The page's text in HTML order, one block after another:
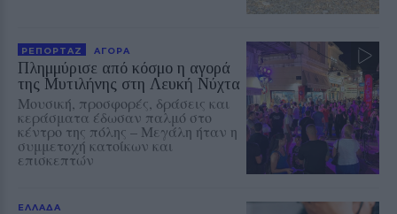
ΡΕΠΟΡΤΑΖ ΑΓΟΡΑ
Πλημμύρισε από κόσμο η αγορά
της Μυτιλήνης στη Λευκή Νύχτα
Μουσική, προσφορές, δράσεις και
κεράσματα έδωσαν παλμό στο
κέντρο της πόλης – Μεγάλη ήταν η
συμμετοχή κατοίκων και
επισκεπτών
ΕΛΛΑΔΑ